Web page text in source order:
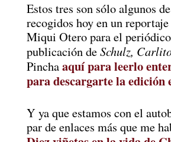
Estos tres son sólo algunos
recogidos hoy en un
Miqui Otero para el
publicación deSchulz,
Pinchaaquí para leerlo
para descargarte la edición
Y ya que estamos con el
par de enlaces más que me